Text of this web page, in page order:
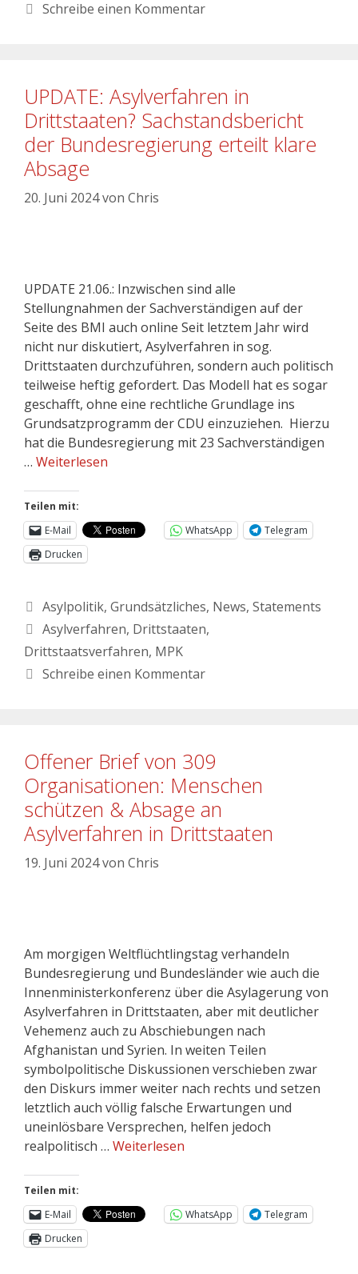
Schreibe einen Kommentar
UPDATE: Asylverfahren in
Drittstaaten? Sachstandsbericht
der Bundesregierung erteilt klare
Absage
20. Juni 2024von Chris
UPDATE 21.06.: Inzwischen sind alle
Stellungnahmen der Sachverständigen auf der
Seite des BMI auch online Seit letztem Jahr wird
nicht nur diskutiert, Asylverfahren in sog.
Drittstaaten durchzuführen, sondern auch politisch
teilweise heftig gefordert. Das Modell hat es sogar
geschafft, ohne eine rechtliche Grundlage ins
Grundsatzprogramm der CDU einzuziehen. Hierzu
hat die Bundesregierung mit 23 Sachverständigen
… Weiterlesen
Teilen mit:
E-Mail
WhatsApp
Telegram
Drucken
Asylpolitik, Grundsätzliches, News, Statements
Asylverfahren, Drittstaaten,
Drittstaatsverfahren, MPK
Schreibe einen Kommentar
Offener Brief von 309
Organisationen: Menschen
schützen & Absage an
Asylverfahren in Drittstaaten
19. Juni 2024von Chris
Am morgigen Weltflüchtlingstag verhandeln
Bundesregierung und Bundesländer wie auch die
Innenministerkonferenz über die Asylagerung von
Asylverfahren in Drittstaaten, aber mit deutlicher
Vehemenz auch zu Abschiebungen nach
Afghanistan und Syrien. In weiten Teilen
symbolpolitische Diskussionen verschieben zwar
den Diskurs immer weiter nach rechts und setzen
letztlich auch völlig falsche Erwartungen und
uneinlösbare Versprechen, helfen jedoch
realpolitisch … Weiterlesen
Teilen mit:
E-Mail
WhatsApp
Telegram
Drucken